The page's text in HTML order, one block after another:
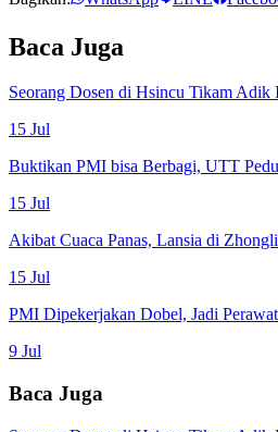
Baca Juga
Seorang Dosen di Hsincu Tikam
15 Jul
Buktikan PMI bisa Berbagi, UTT
15 Jul
Akibat Cuaca Panas, Lansia di
15 Jul
PMI Dipekerjakan Dobel, Jadi
9 Jul
Baca Juga